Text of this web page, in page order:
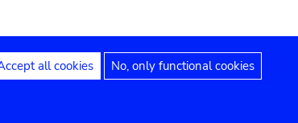
Rechtliche Hinweise Erklärung zur
all cookies No, only functional cookies